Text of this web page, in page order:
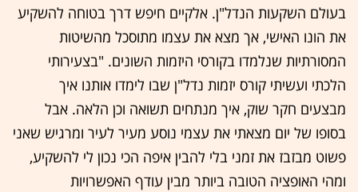
בעולם השקעות הנדל"ן. אלקיים חיפש דרך בטוחה להשקיע
את הונו האישי, אך מצא את עצמו מתוסכל מהשיטות
המסורתיות שנלמדו בקורסי היזמות השונים. "בצעירותי
הלכתי ועשיתי קורס יזמות נדל"ן שבו לימדו אותנו איך
מבצעים חקר שוק, איך מנתחים תשואה וכן הלאה. אבל
בסופו של יום מצאתי את עצמי נוסע מעיר לעיר ומרגיש שאני
פשוט מבזבז את זמני בלי להבין איפה הכי נכון לי להשקיע,
ומהי האופציה הטובה ביותר מבין עודף האפשרויות